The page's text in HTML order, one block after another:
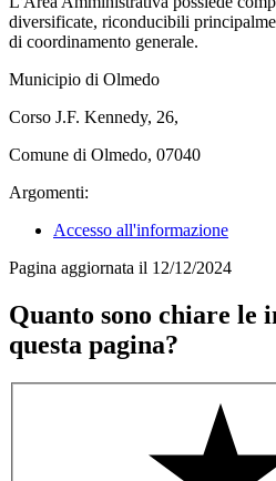
diversificate, riconducibili
di coordinamento generale.
Municipio di Olmedo
Corso J.F. Kennedy, 26,
Comune di Olmedo, 07040
Argomenti:
Accesso all'informazione
Pagina aggiornata il 12/12/2024
Quanto sono chiare le
questa pagina?